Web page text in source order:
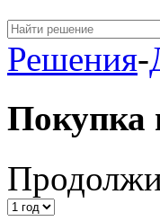
Решения-
Покупка